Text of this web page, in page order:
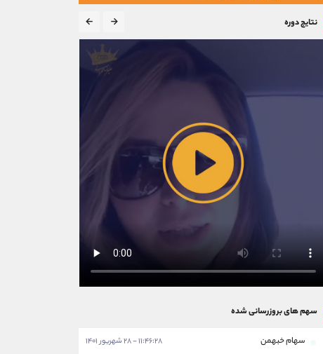
نتایج دوره
سهم های بروزرسانی شده
سهام خبهمن ۱۱:۴۶:۲۸ - ۲۸ شهریور ۱۴۰۱